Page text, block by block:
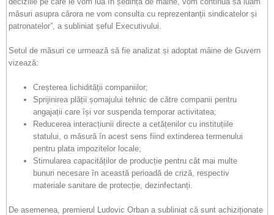
măsuri asupra cărora ne vom consulta cu reprezentanții sindicatelor și
patronatelor”, a subliniat șeful Executivului.
Setul de măsuri ce urmează să fie analizat și adoptat mâine de Guvern
vizează:
Creșterea lichidității companiilor;
Sprijinirea plății șomajului tehnic de către companii pentru
angajații care își vor suspenda temporar activitatea;
Reducerea interacțiunii directe a cetățenilor cu instituțiile
statului, o măsură în acest sens fiind extinderea termenului
pentru plata impozitelor locale;
Stimularea capacităților de producție pentru cât mai multe
bunuri necesare în această perioadă de criză, respectiv
materiale sanitare de protecție, dezinfectanți.
De asemenea, premierul Ludovic Orban a subliniat că sunt achiziționate